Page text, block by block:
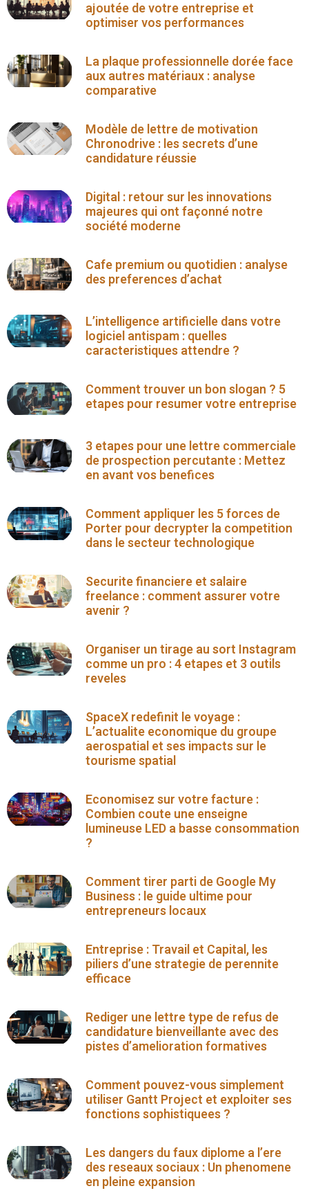
ajoutée de votre entreprise et
optimiser vos performances
La plaque professionnelle dorée face
aux autres matériaux : analyse
comparative
Modèle de lettre de motivation
Chronodrive : les secrets d’une
candidature réussie
Digital : retour sur les innovations
majeures qui ont façonné notre
société moderne
Cafe premium ou quotidien : analyse
des preferences d’achat
L’intelligence artificielle dans votre
logiciel antispam : quelles
caracteristiques attendre ?
Comment trouver un bon slogan ? 5
etapes pour resumer votre entreprise
3 etapes pour une lettre commerciale
de prospection percutante : Mettez
en avant vos benefices
Comment appliquer les 5 forces de
Porter pour decrypter la competition
dans le secteur technologique
Securite financiere et salaire
freelance : comment assurer votre
avenir ?
Organiser un tirage au sort Instagram
comme un pro : 4 etapes et 3 outils
reveles
SpaceX redefinit le voyage :
L’actualite economique du groupe
aerospatial et ses impacts sur le
tourisme spatial
Economisez sur votre facture :
Combien coute une enseigne
lumineuse LED a basse consommation
?
Comment tirer parti de Google My
Business : le guide ultime pour
entrepreneurs locaux
Entreprise : Travail et Capital, les
piliers d’une strategie de perennite
efficace
Rediger une lettre type de refus de
candidature bienveillante avec des
pistes d’amelioration formatives
Comment pouvez-vous simplement
utiliser Gantt Project et exploiter ses
fonctions sophistiquees ?
Les dangers du faux diplome a l’ere
des reseaux sociaux : Un phenomene
en pleine expansion